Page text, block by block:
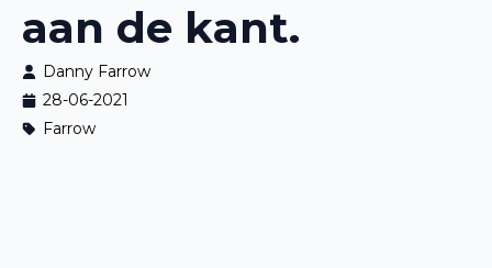
aan de kant.
Danny Farrow
28-06-2021
Farrow